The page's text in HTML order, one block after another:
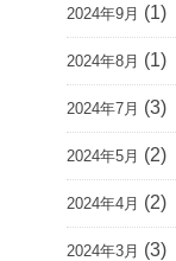
2024年9月 (1)
2024年8月 (1)
2024年7月 (3)
2024年5月 (2)
2024年4月 (2)
2024年3月 (3)